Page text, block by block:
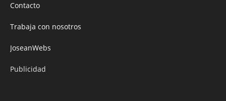
Contacto
Trabaja con nosotros
JoseanWebs
Publicidad